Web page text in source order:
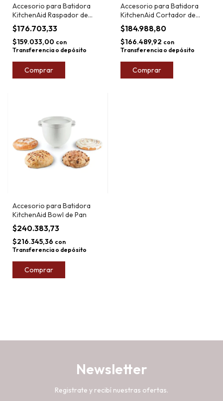
Accesorio para Batidora
KitchenAid Raspador de
Hielo
$176.703,33
$159.033,00 con
Transferencia o depósito
Accesorio para Batidora
KitchenAid Cortador de
Vegetales
$184.988,80
$166.489,92 con
Transferencia o depósito
Accesorio para Batidora
KitchenAid Bowl de Pan
$240.383,73
$216.345,36 con
Transferencia o depósito
Newsletter
Registrate y recibí nuestras ofertas.